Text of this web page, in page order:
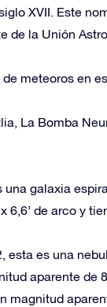
XVII. Este
de la Unión
meteoros en
La Bomba
una galaxia
6,6’ de arco y
esta es una
aparente de
magnitud